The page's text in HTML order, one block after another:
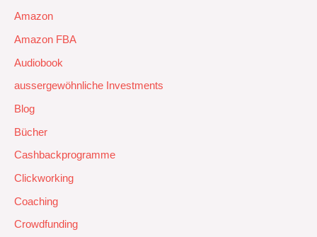
Amazon
Amazon FBA
Audiobook
aussergewöhnliche Investments
Blog
Bücher
Cashbackprogramme
Clickworking
Coaching
Crowdfunding